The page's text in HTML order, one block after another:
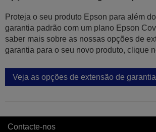
Proteja o seu produto Epson para além
garantia padrão com um plano Epson
saber mais sobre as nossas opções de
garantia para o seu novo produto, clique
Veja as opções de extensão de garantia
Contacte-nos